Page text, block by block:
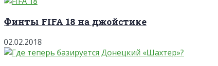
Финты FIFA 18 на джойстике
02.02.2018